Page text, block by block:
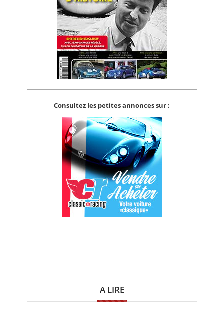
Consultez les petites annonces sur :
A LIRE